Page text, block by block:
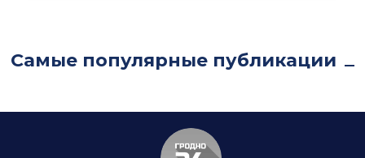
Самые популярные публикации